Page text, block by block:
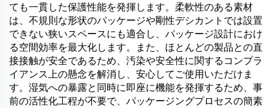
ても一貫した保護性能を発揮します。柔軟性のある素材
は、不規則な形状のパッケージや剛性デシカントでは設置
できない狭いスペースにも適合し、パッケージ設計におけ
る空間効率を最大化します。また、ほとんどの製品との直
接接触が安全であるため、汚染や安全性に関するコンプラ
イアンス上の懸念を解消し、安心してご使用いただけま
す。湿気への暴露と同時に即座に機能を発揮するため、事
前の活性化工程が不要で、パッケージングプロセスの簡素